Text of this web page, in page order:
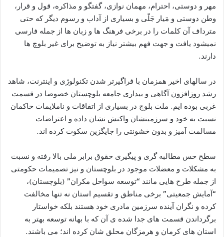
مهر و دوستی، احترام، مهمان نوازی، گفتگو و مذاکره، قول و قرار،
وطن دوستی و مَیار جَلّی و بسیاری از آداب و رسوم دیگر که حتی
مترداف آن کلمات را در برخی فرهنگ ها و زبان ها از جمله فارسی
نمیشود یافت و جهت فهم بیشتر نیاز به توضیح برای غیر بلوچ ها
دارند.
در سالهای اخیر همزمان با فراگیرتر شدن تکنولوژی و اینترنت، شاهد
رشد روزافزون آگاهی و بیداری جامعه بلوچستان خصوصا در قسمت
غربی بوده ایم. ملت بلوچ در بسیاری از اتفاقات و ناملایمات حاکمان
نسبت به خود و سرزمینشان واکنش نشان داده و اعتراضات
مسالمت آمیز و بدون خشونتی را جایگزین سکوت کرده اند.
سطح حس مطالبه گری و پیگیری حقوق برابر ملی بالا رفته و نسبت
به مشکلات و معضلات موجود در بلوچستان و نیز تصمیمات حکومتی
از جمله طرح هایی مانند “توسعه سواحل مکران” (بلوچستان)،
“آمایش جمعیتی” برخی مناطق و تقسیم استان نه تنها مخالفت
کرده و نگران آینده سرزمین مادری خود هستند بلکه خواستار
برگرداندن قسمت های جدا شده ی آن که با بهانه توسعه بهتر به
استان های کرمان و هرمزگان محلق شان کرده اند؛ می باشند.